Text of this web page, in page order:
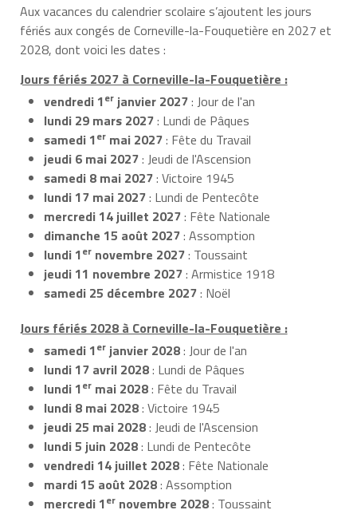
Aux vacances du calendrier scolaire s’ajoutent les jours
fériés aux congés de Corneville-la-Fouquetière en 2027 et
2028, dont voici les dates :
Jours fériés 2027 à Corneville-la-Fouquetière :
vendredi 1er janvier 2027: Jour de l'an
lundi 29 mars 2027: Lundi de Pâques
samedi 1er mai 2027: Fête du Travail
jeudi 6 mai 2027: Jeudi de l'Ascension
samedi 8 mai 2027: Victoire 1945
lundi 17 mai 2027: Lundi de Pentecôte
mercredi 14 juillet 2027: Fête Nationale
dimanche 15 août 2027: Assomption
lundi 1er novembre 2027: Toussaint
jeudi 11 novembre 2027: Armistice 1918
samedi 25 décembre 2027: Noël
Jours fériés 2028 à Corneville-la-Fouquetière :
samedi 1er janvier 2028: Jour de l'an
lundi 17 avril 2028: Lundi de Pâques
lundi 1er mai 2028: Fête du Travail
lundi 8 mai 2028: Victoire 1945
jeudi 25 mai 2028: Jeudi de l'Ascension
lundi 5 juin 2028: Lundi de Pentecôte
vendredi 14 juillet 2028: Fête Nationale
mardi 15 août 2028: Assomption
mercredi 1er novembre 2028: Toussaint